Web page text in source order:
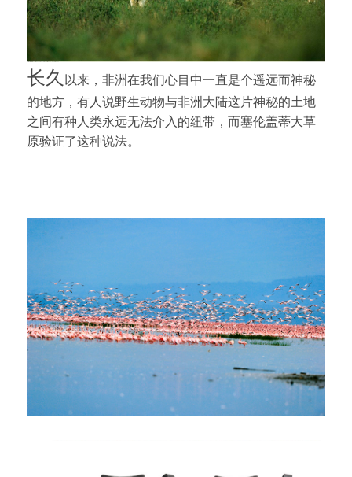
长久以来，非洲在我们心目中一直是个遥远而神秘
的地方，有人说野生动物与非洲大陆这片神秘的土地
之间有种人类永远无法介入的纽带，而塞伦盖蒂大草
原验证了这种说法。